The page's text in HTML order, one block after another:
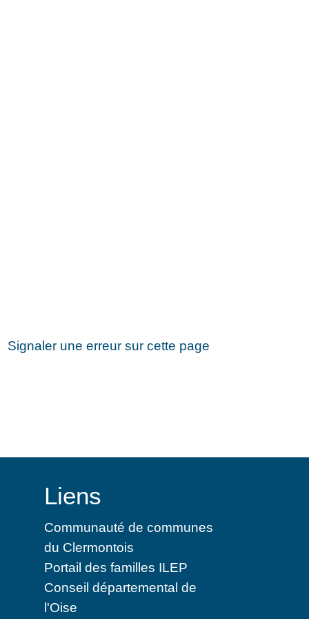
Signaler une erreur sur cette page
Liens
Communauté de communes
du Clermontois
Portail des familles ILEP
Conseil départemental de
l'Oise